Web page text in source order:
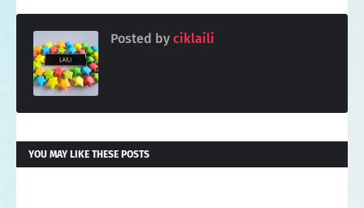
Posted by ciklaili
YOU MAY LIKE THESE POSTS